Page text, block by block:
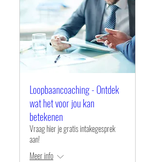
Loopbaancoaching - Ontdek
wat het voor jou kan
betekenen
Vraag hier je gratis intakegesprek
aan!
Meer info